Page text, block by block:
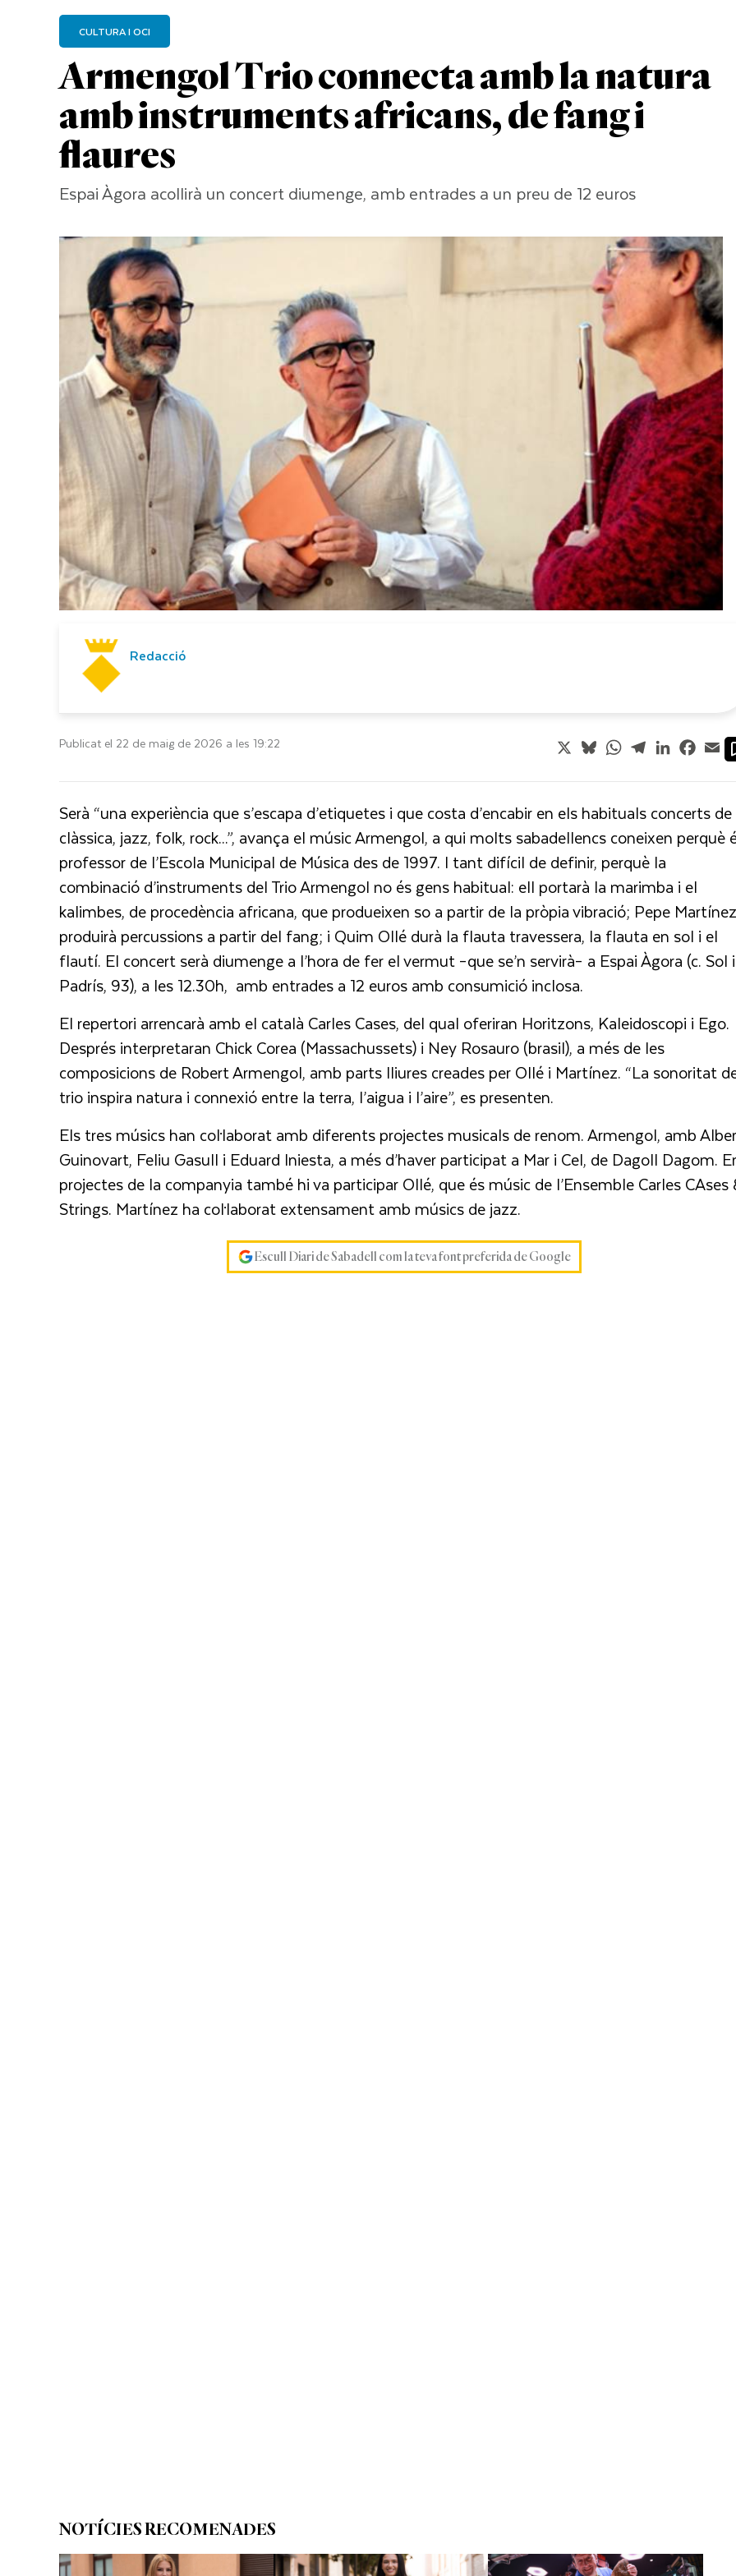
Armengol Trio connecta amb la natura
amb instruments africans, de fang i
flaures
CULTURA I OCI
Espai Àgora acollirà un concert diumenge, amb entrades a un preu de 12 euros
Redacció
Publicat el 22 de maig de 2026 a les 19:22 X BlueskyWhatsApp
TelegramLinkedIn
Serà “una experiència que s’escapa d’etiquetes i que costa d’encabir en els habituals concerts de
clàssica, jazz, folk, rock...”, avança el músic Armengol, a qui molts sabadellencs coneixen perquè
professor de l’Escola Municipal de Música des de 1997. I tant difícil de definir, perquè la
combinació d’instruments del Trio Armengol no és gens habitual: ell portarà la marimba i el
kalimbes, de procedència africana, que produeixen so a partir de la pròpia vibració; Pepe Martínez
produirà percussions a partir del fang; i Quim Ollé durà la flauta travessera, la flauta en sol i el
flautí. El concert serà diumenge a l’hora de fer el vermut –que se’n servirà– a Espai Àgora (c. Sol i
Padrís, 93), a les 12.30h, amb entrades a 12 euros amb consumició inclosa.
El repertori arrencarà amb el català Carles Cases, del qual oferiran Horitzons, Kaleidoscopi i Ego.
Després interpretaran Chick Corea (Massachussets) i Ney Rosauro (brasil), a més de les
composicions de Robert Armengol, amb parts lliures creades per Ollé i Martínez. “La sonoritat
trio inspira natura i connexió entre la terra, l’aigua i l’aire”, es presenten.
Els tres músics han col·laborat amb diferents projectes musicals de renom. Armengol, amb
Guinovart, Feliu Gasull i Eduard Iniesta, a més d’haver participat a Mar i Cel, de Dagoll Dagom.
projectes de la companyia també hi va participar Ollé, que és músic de l’Ensemble Carles CAses
Strings. Martínez ha col·laborat extensament amb músics de jazz.
Escull Diari de Sabadell com la teva font preferida de Google
NOTÍCIES RECOMENADES